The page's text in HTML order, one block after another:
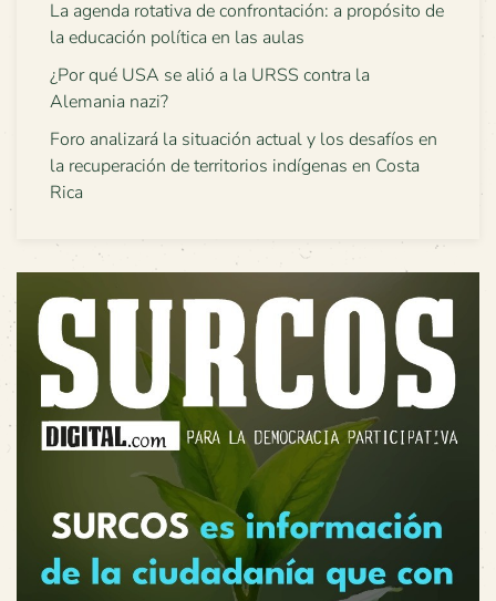
La agenda rotativa de confrontación: a propósito de
la educación política en las aulas
¿Por qué USA se alió a la URSS contra la
Alemania nazi?
Foro analizará la situación actual y los desafíos en
la recuperación de territorios indígenas en Costa
Rica